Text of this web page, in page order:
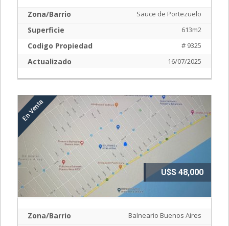
Zona/Barrio Sauce de Portezuelo
Superficie 613m2
Codigo Propiedad # 9325
Actualizado 16/07/2025
U$S 48,000
Zona/Barrio Balneario Buenos Aires